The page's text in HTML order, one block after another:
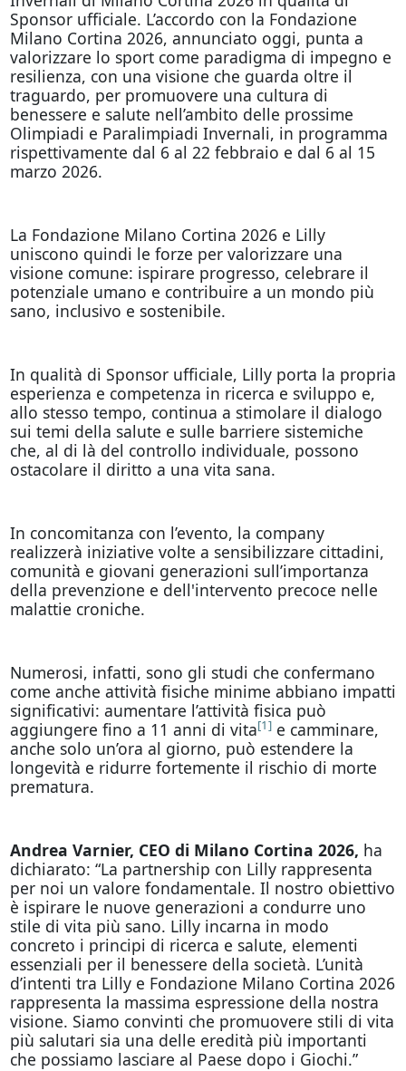
Sponsor ufficiale. L’accordo con la Fondazione
Milano Cortina 2026, annunciato oggi, punta a
valorizzare lo sport come paradigma di impegno e
resilienza, con una visione che guarda oltre il
traguardo, per promuovere una cultura di
benessere e salute nell’ambito delle prossime
Olimpiadi e Paralimpiadi Invernali, in programma
rispettivamente dal 6 al 22 febbraio e dal 6 al 15
marzo 2026.
La Fondazione Milano Cortina 2026 e Lilly
uniscono quindi le forze per valorizzare una
visione comune: ispirare progresso, celebrare il
potenziale umano e contribuire a un mondo più
sano, inclusivo e sostenibile.
In qualità di Sponsor ufficiale, Lilly porta la propria
esperienza e competenza in ricerca e sviluppo e,
allo stesso tempo, continua a stimolare il dialogo
sui temi della salute e sulle barriere sistemiche
che, al di là del controllo individuale, possono
ostacolare il diritto a una vita sana.
In concomitanza con l’evento, la company
realizzerà iniziative volte a sensibilizzare cittadini,
comunità e giovani generazioni sull’importanza
della prevenzione e dell'intervento precoce nelle
malattie croniche.
Numerosi, infatti, sono gli studi che confermano
come anche attività fisiche minime abbiano impatti
significativi: aumentare l’attività fisica può
aggiungere fino a 11 anni di vita[1]e camminare,
anche solo un’ora al giorno, può estendere la
longevità e ridurre fortemente il rischio di morte
prematura.
Andrea Varnier, CEO di Milano Cortina 2026, ha
dichiarato: “La partnership con Lilly rappresenta
per noi un valore fondamentale. Il nostro obiettivo
è ispirare le nuove generazioni a condurre uno
stile di vita più sano. Lilly incarna in modo
concreto i principi di ricerca e salute, elementi
essenziali per il benessere della società. L’unità
d’intenti tra Lilly e Fondazione Milano Cortina 2026
rappresenta la massima espressione della nostra
visione. Siamo convinti che promuovere stili di vita
più salutari sia una delle eredità più importanti
che possiamo lasciare al Paese dopo i Giochi.”